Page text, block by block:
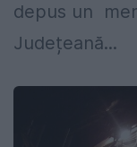
depus un
Județeană...